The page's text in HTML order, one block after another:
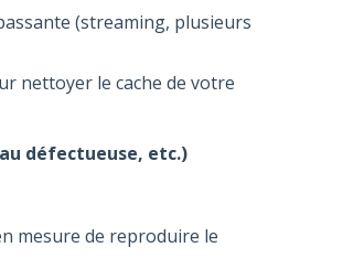
(streaming, plusieurs
nettoyer le cache de votre
défectueuse, etc.)
mesure de reproduire le